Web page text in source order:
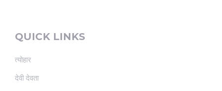
QUICK LINKS
त्योहार
देवी देवता